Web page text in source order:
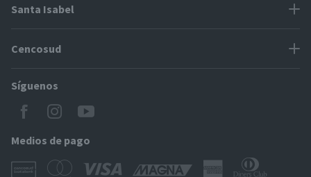
Problemas con tu pedido
Cómo modificar mis datos
Modos de entrega y cobertura
Locales Santa Isabel
Servicio al cliente
Santa Isabel
Proveedores
CyberDay
BlackFriday
CencoBlack
Cencosud
Paris
Jumbo
Easy
Tarjeta Cencosud Scotiabank
Síguenos
Medios de pago